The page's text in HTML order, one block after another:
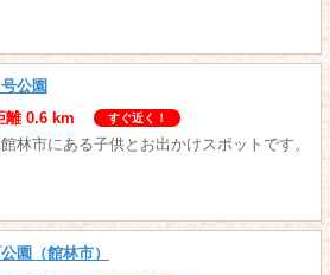
公園
離 0.6 km
すぐ近く！
林市にある子供とお出かけスポットです。
園（館林市）